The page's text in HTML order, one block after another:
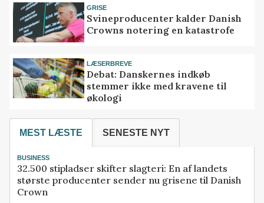
GRISE
Svineproducenter kalder Danish
Crowns notering en katastrofe
LÆSERBREVE
Debat: Danskernes indkøb
stemmer ikke med kravene til
økologi
MEST LÆSTE SENESTE NYT
BUSINESS
32.500 stipladser skifter slagteri: En af landets
største producenter sender nu grisene til Danish
Crown